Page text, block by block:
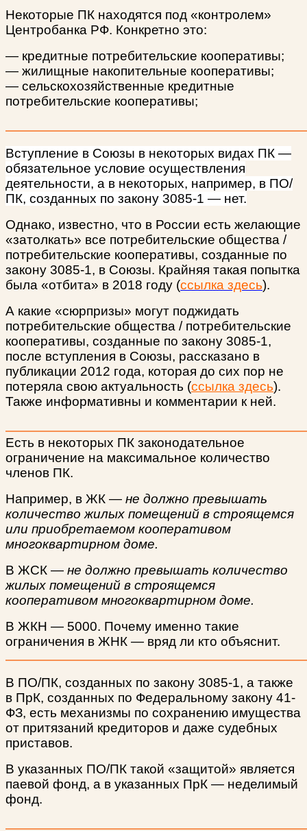
Некоторые ПК находятся под «контролем»
Центробанка РФ. Конкретно это:
— кредитные потребительские кооперативы;
— жилищные накопительные кооперативы;
— сельскохозяйственные кредитные
потребительские кооперативы;
Вступление в Союзы в некоторых видах ПК —
обязательное условие осуществления
деятельности, а в некоторых, например, в ПО/
ПК, созданных по закону 3085-1 — нет.
Однако, известно, что в России есть желающие
«затолкать» все потребительские общества /
потребительские кооперативы, созданные по
закону 3085-1, в Союзы. Крайняя такая попытка
была «отбита» в 2018 году (ссылка здесь).
А какие «сюрпризы» могут поджидать
потребительские общества / потребительские
кооперативы, созданные по закону 3085-1,
после вступления в Союзы, рассказано в
публикации 2012 года, которая до сих пор не
потеряла свою актуальность (ссылка здесь).
Также информативны и комментарии к ней.
Есть в некоторых ПК законодательное
ограничение на максимальное количество
членов ПК.
Например, в ЖК — не должно превышать
количество жилых помещений в строящемся
или приобретаемом кооперативом
многоквартирном доме.
В ЖСК — не должно превышать количество
жилых помещений в строящемся
кооперативом многоквартирном доме.
В ЖКН — 5000. Почему именно такие
ограничения в ЖНК — вряд ли кто объяснит.
В ПО/ПК, созданных по закону 3085-1, а также
в ПрК, созданных по Федеральному закону 41-
ФЗ, есть механизмы по сохранению имущества
от притязаний кредиторов и даже судебных
приставов.
В указанных ПО/ПК такой «защитой» является
паевой фонд, а в указанных ПрК — неделимый
фонд.